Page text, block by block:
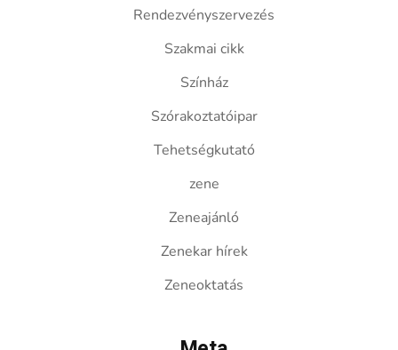
Rendezvényszervezés
Szakmai cikk
Színház
Szórakoztatóipar
Tehetségkutató
zene
Zeneajánló
Zenekar hírek
Zeneoktatás